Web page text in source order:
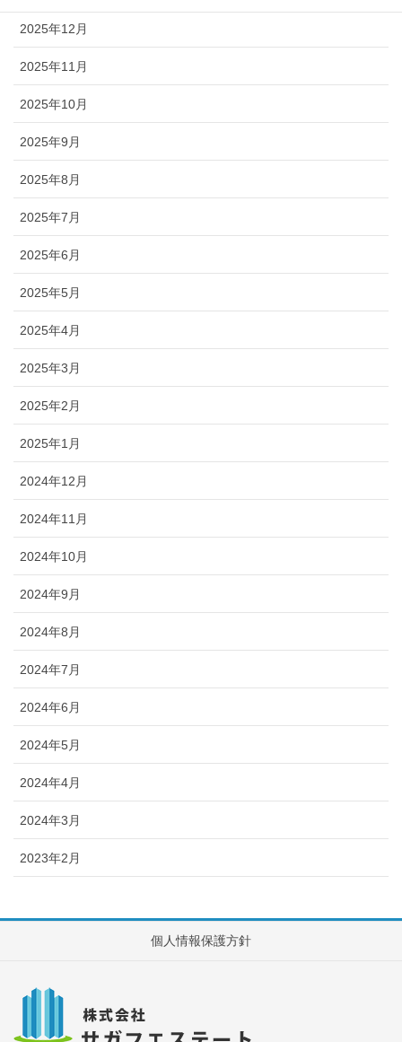
2025年12月
2025年11月
2025年10月
2025年9月
2025年8月
2025年7月
2025年6月
2025年5月
2025年4月
2025年3月
2025年2月
2025年1月
2024年12月
2024年11月
2024年10月
2024年9月
2024年8月
2024年7月
2024年6月
2024年5月
2024年4月
2024年3月
2023年2月
個人情報保護方針